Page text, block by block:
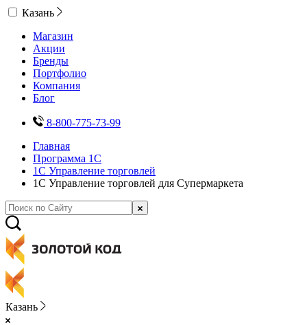
Казань
Магазин
Акции
Бренды
Портфолио
Компания
Блог
8-800-775-73-99
Главная
Программа 1С
1С Управление торговлей
1С Управление торговлей для Супермаркета
Казань